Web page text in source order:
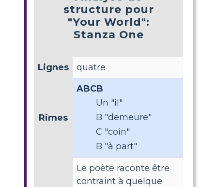
structure pour
"Your World":
Stanza One
Lignes quatre
Rimes
ABCB
Un "il"
B "demeure"
C "coin"
B "à part"
Le poète raconte être
contraint à quelque